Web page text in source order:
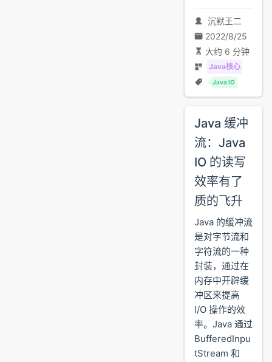
沉默王二
2022/8/25
大约 6 分钟
Java核心
Java IO
Java 缓冲
流：Java
IO 的读写
效率有了
质的飞升
Java 的缓冲流
是对字节流和
字符流的一种
封装，通过在
内存中开辟缓
冲区来提高
I/O 操作的效
率。Java 通过
BufferedInpu
tStream 和